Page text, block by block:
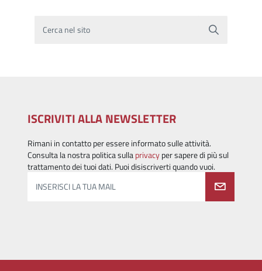
Cerca nel sito
ISCRIVITI ALLA NEWSLETTER
Rimani in contatto per essere informato sulle attività.
Consulta la nostra politica sullaprivacyper sapere di più sul
trattamento dei tuoi dati. Puoi disiscriverti quando vuoi.
INSERISCI LA TUA MAIL